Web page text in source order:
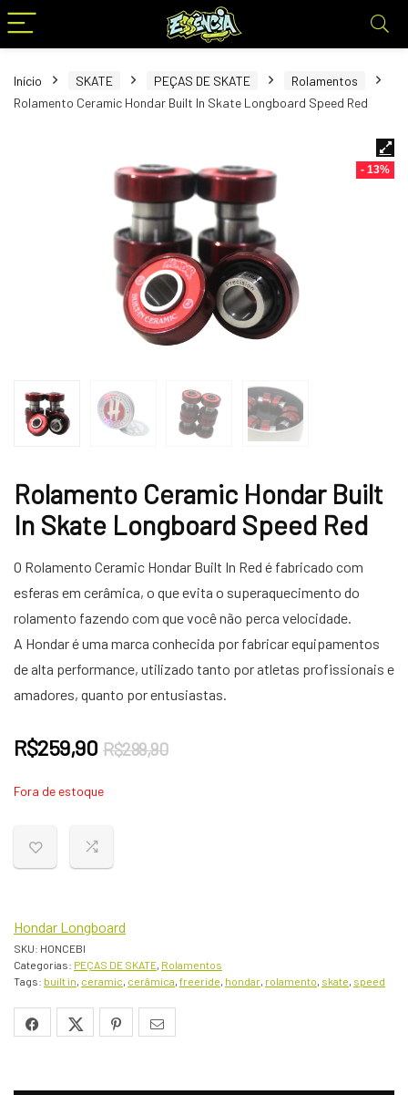
Início SKATE PEÇAS DE SKATE
Rolamentos
Rolamento Ceramic Hondar Built In Skate Longboard Speed Red
- 13%
Rolamento Ceramic Hondar Built
In Skate Longboard Speed Red
O Rolamento Ceramic Hondar Built In Red é fabricado com
esferas em cerâmica, o que evita o superaquecimento do
rolamento fazendo com que você não perca velocidade.
A Hondar é uma marca conhecida por fabricar equipamentos
de alta performance, utilizado tanto por atletas profissionais e
amadores, quanto por entusiastas.
R$299,90O
R$259,90
O
Fora de estoque
Hondar Longboard
SKU: HONCEBI
Categorias: PEÇAS DE SKATE, Rolamentos
Tags: built in, ceramic, cerâmica, freeride, hondar, rolamento, skate, speed